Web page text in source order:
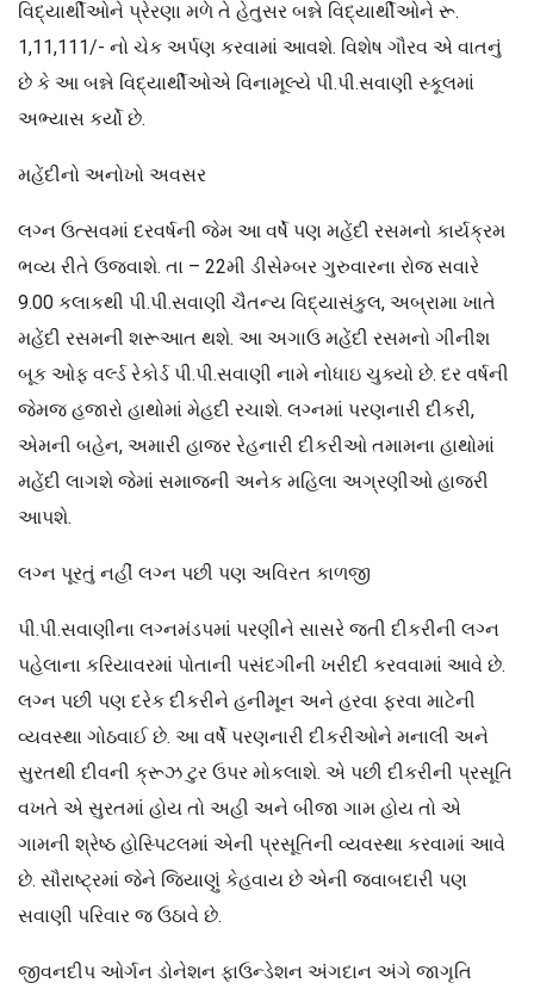
વિદ્યાર્થીઓને પ્રેરણા મળે તે હેતુસર બન્ને વિદ્યાર્થીઓને રૂ.
1,11,111/- નો ચેક અર્પણ કરવામાં આવશે. વિશેષ ગૌરવ એ વાતનું
છે કે આ બન્ને વિદ્યાર્થીઓએ વિનામૂલ્યે પી.પી.સવાણી સ્કૂલમાં
અભ્યાસ કર્યો છે.
મહેંદીનો અનોખો અવસર
લગ્ન ઉત્સવમાં દરવર્ષની જેમ આ વર્ષે પણ મહેંદી રસમનો કાર્યક્રમ
ભવ્ય રીતે ઉજવાશે. તા – 22મી ડીસેમ્બર ગુરુવારના રોજ સવારે
9.00 કલાકથી પી.પી.સવાણી ચૈતન્ય વિદ્યાસંકુલ, અબ્રામા ખાતે
મહેંદી રસમની શરૂઆત થશે. આ અગાઉ મહેંદી રસમનો ગીનીશ
બૂક ઓફ વર્લ્ડ રેકોર્ડ પી.પી.સવાણી નામે નોધાઇ ચુક્યો છે. દર વર્ષની
જેમજ હજારો હાથોમાં મેહદી રચાશે. લગ્નમાં પરણનારી દીકરી,
એમની બહેન, અમારી હાજર રેહનારી દીકરીઓ તમામના હાથોમાં
મહેંદી લાગશે જેમાં સમાજની અનેક મહિલા અગ્રણીઓ હાજરી
આપશે.
લગ્ન પૂરતું નહીં લગ્ન પછી પણ અવિરત કાળજી
પી.પી.સવાણીના લગ્નમંડપમાં પરણીને સાસરે જતી દીકરીની લગ્ન
પહેલાના કરિયાવરમાં પોતાની પસંદગીની ખરીદી કરવવામાં આવે છે.
લગ્ન પછી પણ દરેક દીકરીને હનીમૂન અને હરવા ફરવા માટેની
વ્યવસ્થા ગોઠવાઈ છે. આ વર્ષે પરણનારી દીકરીઓને મનાલી અને
સુરતથી દીવની ક્રૂઝ ટુર ઉપર મોકલાશે. એ પછી દીકરીની પ્રસૂતિ
વખતે એ સુરતમાં હોય તો અહી અને બીજા ગામ હોય તો એ
ગામની શ્રેષ્ઠ હોસ્પિટલમાં એની પ્રસૂતિની વ્યવસ્થા કરવામાં આવે
છે. સૌરાષ્ટ્રમાં જેને જિયાણું કેહવાય છે એની જવાબદારી પણ
સવાણી પરિવાર જ ઉઠાવે છે.
જીવનદીપ ઓર્ગન ડોનેશન ફાઉન્ડેશન અંગદાન અંગે જાગૃતિ